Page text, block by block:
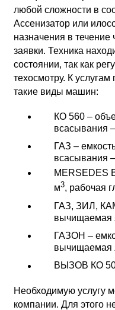
любой сложности в
Ассенизатор или
назначения в
заявки. Техника
состоянии, так как
техосмотру. К
такие виды машин:
КО 560 –
всасывания
ГАЗ –
всасывания
MERSEDES
м3, рабочая
ГАЗ, ЗИЛ,
вычищаемая
ГАЗОН –
вычищаемая
ВЫЗОВ КО
Необходимую услугу
компании. Для этого